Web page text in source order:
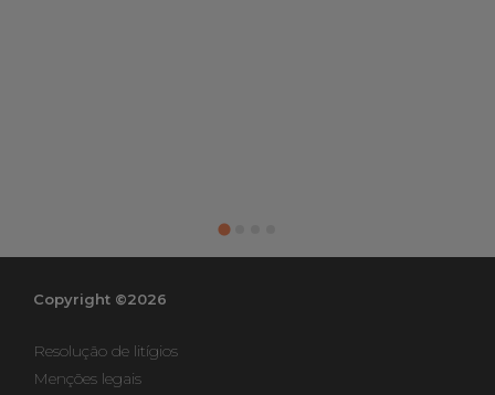
Copyright ©2026
Resolução de litígios
Menções legais